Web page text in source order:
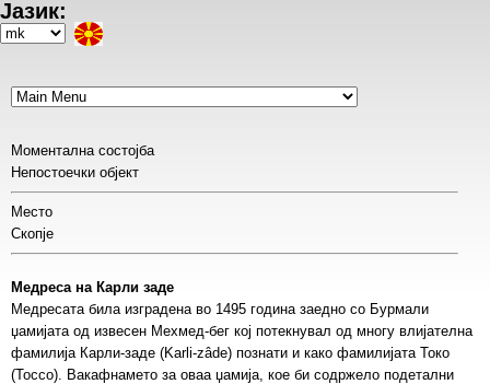
Skip
to
Јазик:
Select
Моментална состојба
Непостоечки објект
Место
Скопје
Медреса на Карли заде
Медресата била изградена во 1495 година заедно со Бурмали
џамијата од извесен Мехмед-бег кој потекнувал од многу влијателна
фамилија Карли-заде (Karli-zâde) познати и како фамилијата Токо
(Tocco). Вакафнамето за оваа џамија, кое би содржело подетални